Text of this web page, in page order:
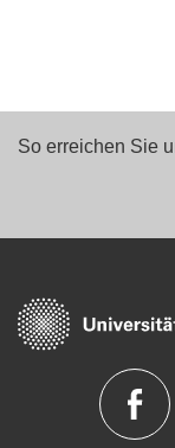
So erreichen Sie